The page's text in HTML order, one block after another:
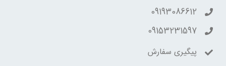
09193086612
09153231597
پیگیری سفارش